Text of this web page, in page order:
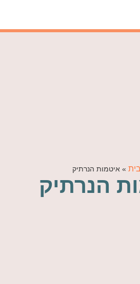
» איטמות הנרתיק
הנרתיק